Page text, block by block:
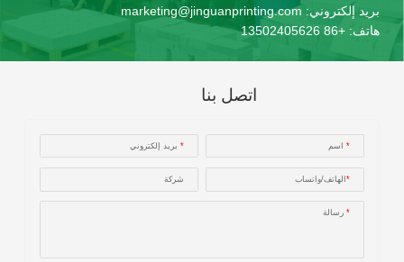
بريد إلكتروني: marketing@jinguanprinting.com
هاتف: +86 13502405626
اتصل بنا
* اسم * بريد إلكتروني
*الهاتف/واتساب شركة
* رسالة